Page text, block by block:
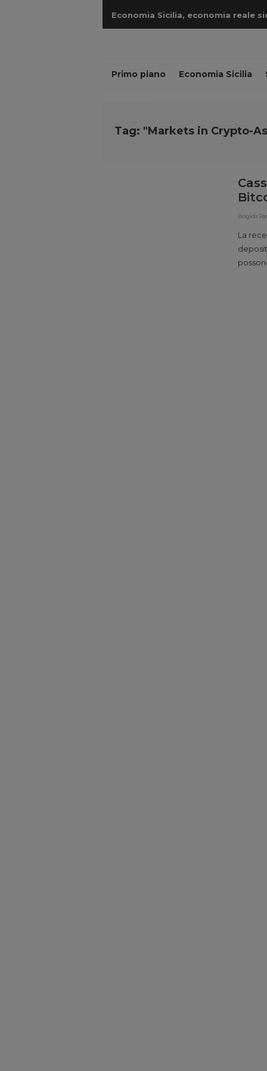
Economia Sicilia, economia reale
Primo piano Economia Sicilia
Tag: "Markets in Crypto-
Brigida
La